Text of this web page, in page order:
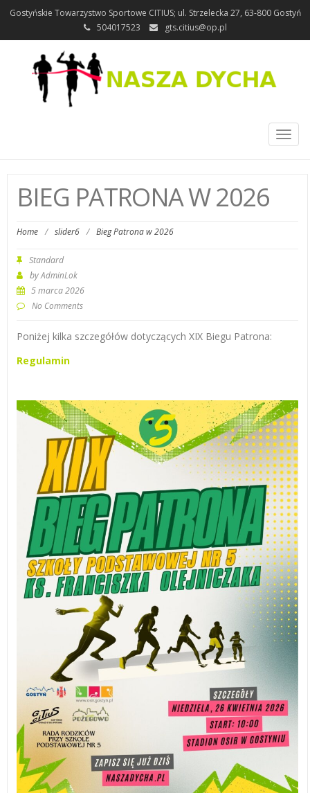
Gostyńskie Towarzystwo Sportowe CITIUS; ul. Strzelecka 27, 63-800 Gostyń
504017523
gts.citius@op.pl
Toggle
BIEG PATRONA W 2026
Home / slider6 / Bieg Patrona w 2026
Standard
byAdminLok
5 marca 2026
No Comments
Poniżej kilka szczegółów dotyczących XIX Biegu Patrona:
Regulamin